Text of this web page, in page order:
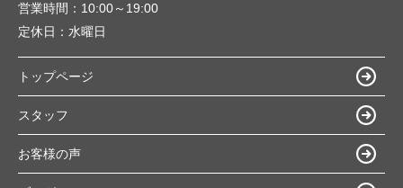
営業時間： 10:00～19:00
定休日： 水曜日
トップページ
スタッフ
お客様の声